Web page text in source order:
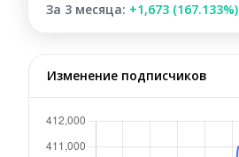
За 3 месяца: +1,673 (167.133%)
Изменение подписчиков